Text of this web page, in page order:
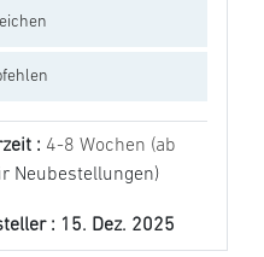
: 4-8 Wochen (ab
Neubestellungen)
: 15. Dez. 2025